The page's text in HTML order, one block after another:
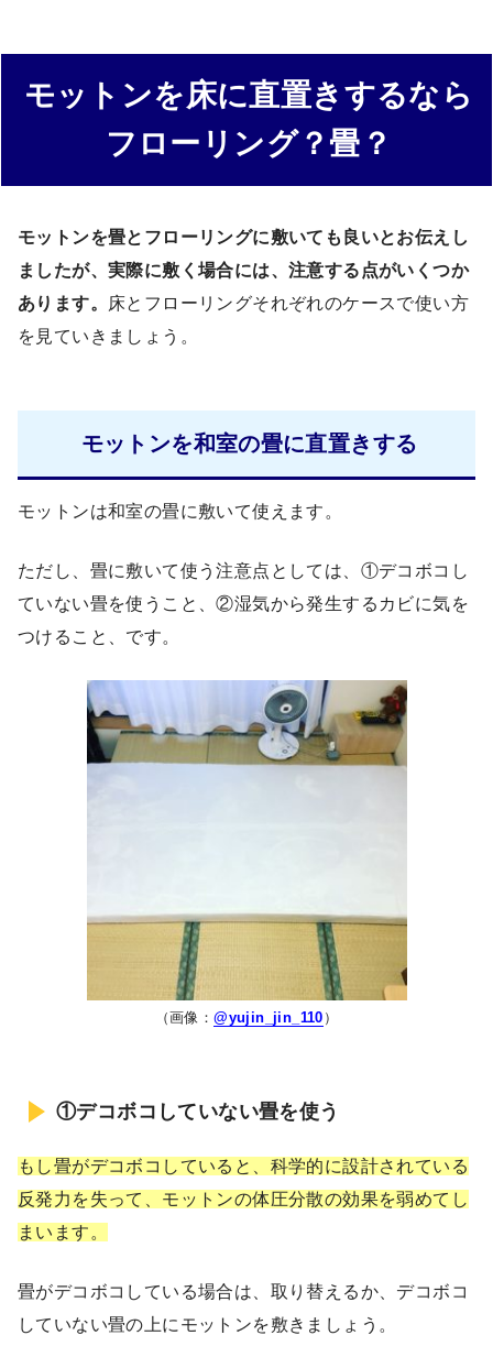
モットンを床に直置きするなら
フローリング？畳？
モットンを畳とフローリングに敷いても良いとお伝えし
ましたが、実際に敷く場合には、注意する点がいくつか
あります。
床とフローリングそれぞれのケースで使い方
を見ていきましょう。
モットンを和室の畳に直置きする
モットンは和室の畳に敷いて使えます。
ただし、畳に敷いて使う注意点としては、①デコボコし
ていない畳を使うこと、②湿気から発生するカビに気を
つけること、です。
（画像：@yujin_jin_110 ）
①デコボコしていない畳を使う
もし畳がデコボコしていると、科学的に設計されている
反発力を失って、モットンの体圧分散の効果を弱めてし
まいます。
畳がデコボコしている場合は、取り替えるか、デコボコ
していない畳の上にモットンを敷きましょう。